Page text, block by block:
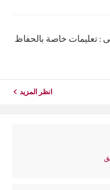
: تعليمات خاصة بالحفاظ
انظر المزيد